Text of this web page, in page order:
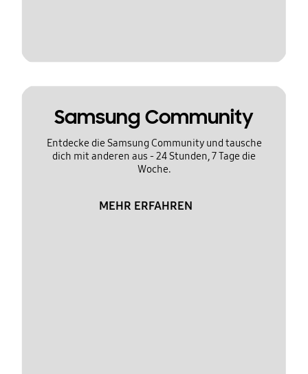
Samsung Community
Entdecke die Samsung Community und tausche
dich mit anderen aus - 24 Stunden, 7 Tage die
Woche.
MEHR ERFAHREN